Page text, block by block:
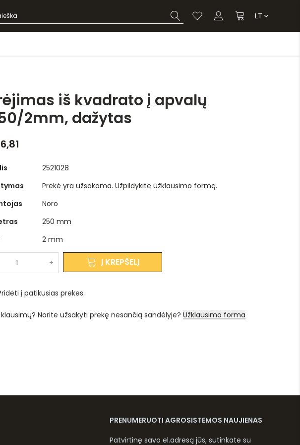
LT
iš kvadrato į apvalų
2mm, dažytas
2521028
Prekė yra užsakoma. Užpildykite užklausimo formą.
Noro
250 mm
2 mm
+ Į KREPŠELĮ
į patikusias prekes
Norite užsakyti prekę nesančią sandėlyje? Užklausimo forma
PRENUMERUOTI AGROSISTEMOS NAUJIENAS
Patvirtinę savo el.adresą jūs, sutinkate su